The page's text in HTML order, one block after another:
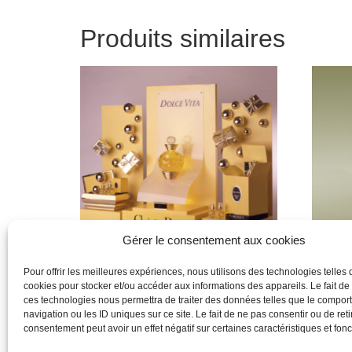
Gérer le consentement aux cookies
Pour offrir les meilleures expériences, nous utilisons des technologies telles
cookies pour stocker et/ou accéder aux informations des appareils. Le fait
ces technologies nous permettra de traiter des données telles que le
navigation ou les ID uniques sur ce site. Le fait de ne pas consentir ou de
consentement peut avoir un effet négatif sur certaines caractéristiques et
Produits similaires
Dior
Lire la suite
lacroix
Lire la